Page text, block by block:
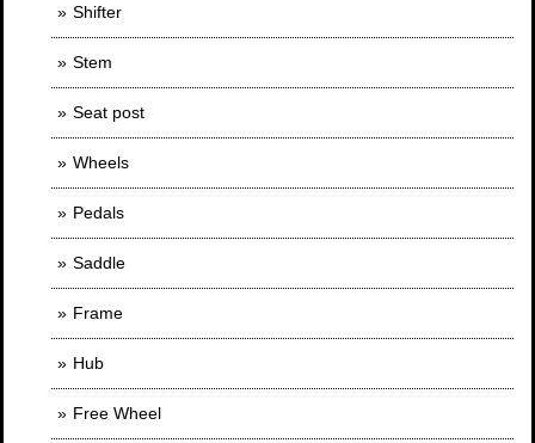
Shifter
Stem
Seat post
Wheels
Pedals
Saddle
Frame
Hub
Free Wheel